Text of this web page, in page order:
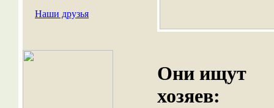
Наши друзья
Они ищут
хозяев: